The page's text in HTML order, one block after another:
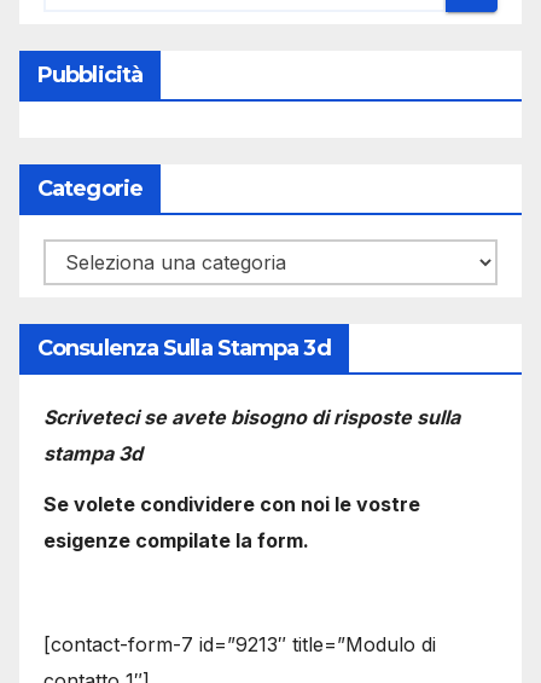
Pubblicità
Categorie
Categorie
Consulenza Sulla Stampa 3d
Scriveteci se avete bisogno di risposte sulla
stampa 3d
Se volete condividere con noi le vostre
esigenze compilate la form.
[contact-form-7 id=”9213″ title=”Modulo di